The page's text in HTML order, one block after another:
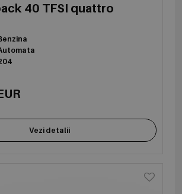
40 TFSI quattro
Vezi detalii